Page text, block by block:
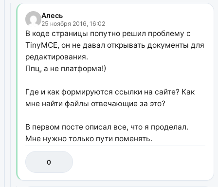
Алесь
25 ноября 2016, 16:02
В коде страницы попутно решил проблему с
TinyMCE, он не давал открывать документы для
редактирования.
Ппц, а не платформа!)
Где и как формируются ссылки на сайте? Как
мне найти файлы отвечающие за это?
В первом посте описал все, что я проделал.
Мне нужно только пути поменять.
0